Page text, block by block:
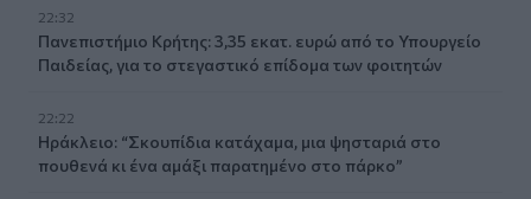
22:32
Πανεπιστήμιο Κρήτης: 3,35 εκατ. ευρώ από το Υπουργείο
Παιδείας, για το στεγαστικό επίδομα των φοιτητών
22:22
Ηράκλειο: “Σκουπίδια κατάχαμα, μια ψησταριά στο
πουθενά κι ένα αμάξι παρατημένο στο πάρκο”